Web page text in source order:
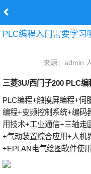
PLC编程入门需要学习
来源：admin
三菱3U/西门子200 PLC编
PLC编程+触摸屏编程+伺
编程+变频控制系统+编码
用技术+工业通信+三轴走
+气动装置综合应用+人机
+EPLAN电气绘图软件使